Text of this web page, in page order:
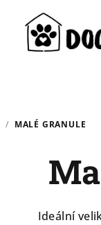
/ MALÉ GRANULE
Ideální